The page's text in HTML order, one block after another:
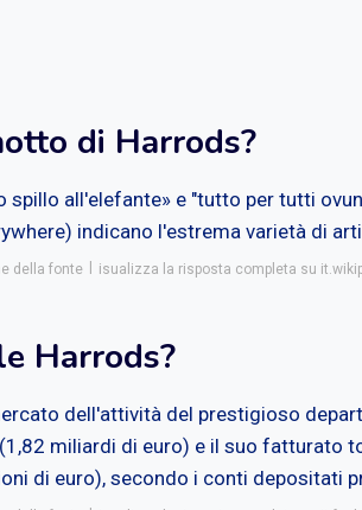
di Harrods?
spillo all'elefante» e "tutto per tutti
indicano l'estrema varietà di
della fonte isualizza la risposta completa su
Harrods?
dell'attività del prestigioso
miliardi di euro) e il suo fatturato
di euro), secondo i conti depositati